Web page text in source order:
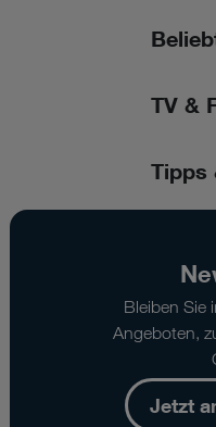
TV &
Tipps
Bleiben Sie
Angeboten,
Jetzt